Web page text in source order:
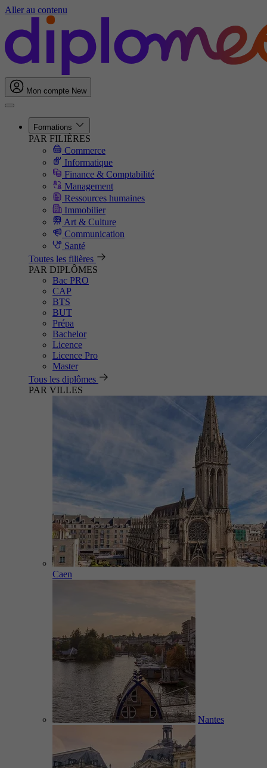
Aller au contenu
Mon compte New
Formations
PAR FILIÈRES
Commerce
Informatique
Finance & Comptabilité
Management
Ressources humaines
Immobilier
Art & Culture
Communication
Santé
Toutes les filières
PAR DIPLÔMES
Bac PRO
CAP
BTS
BUT
Prépa
Bachelor
Licence
Licence Pro
Master
Tous les diplômes
PAR VILLES
Caen
Nantes